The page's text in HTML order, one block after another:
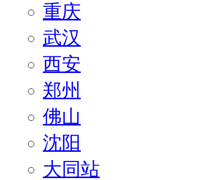
重庆
武汉
西安
郑州
佛山
沈阳
大同站